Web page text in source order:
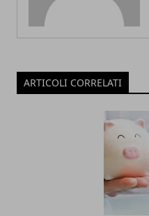
ARTICOLI CORRELATI